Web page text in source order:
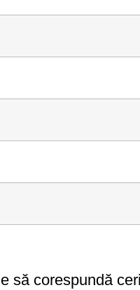
să corespundă